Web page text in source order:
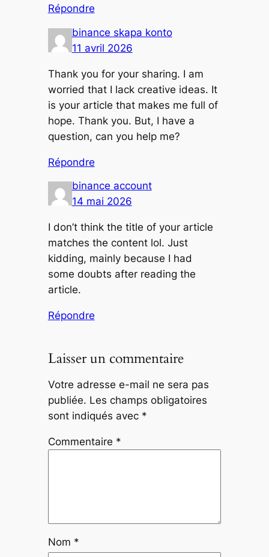
Répondre
binance skapa konto
11 avril 2026
Thank you for your sharing. I am
worried that I lack creative ideas. It
is your article that makes me full of
hope. Thank you. But, I have a
question, can you help me?
Répondre
binance account
14 mai 2026
I don’t think the title of your article
matches the content lol. Just
kidding, mainly because I had
some doubts after reading the
article.
Répondre
Laisser un commentaire
Votre adresse e-mail ne sera pas
publiée. Les champs obligatoires
sont indiqués avec *
Commentaire *
Nom *